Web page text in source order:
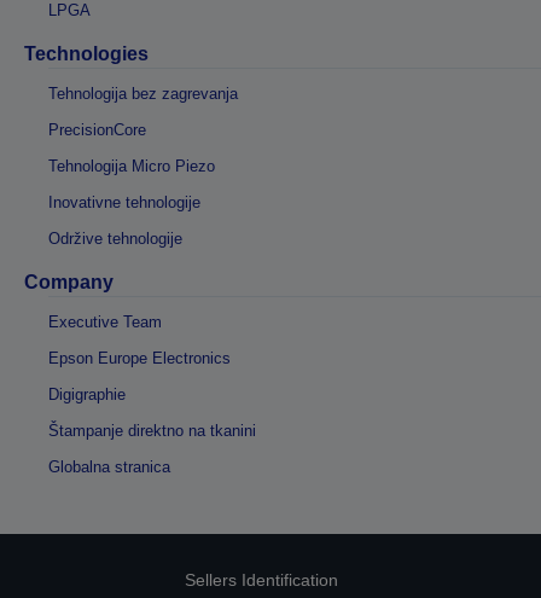
LPGA
Technologies
Tehnologija bez zagrevanja
PrecisionCore
Tehnologija Micro Piezo
Inovativne tehnologije
Održive tehnologije
Company
Executive Team
Epson Europe Electronics
Digigraphie
Štampanje direktno na tkanini
Globalna stranica
Sellers Identification